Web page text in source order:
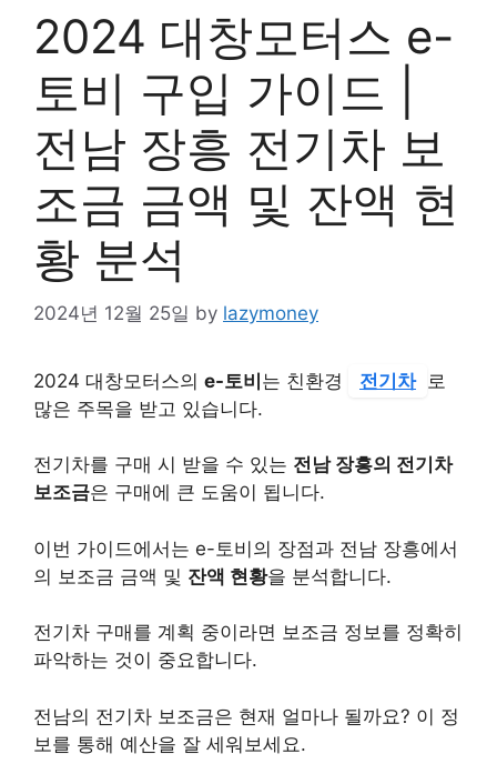
2024 대창모터스 e-
토비 구입 가이드 |
전남 장흥 전기차 보
조금 금액 및 잔액 현
황 분석
2024년 12월 25일 by lazymoney
2024 대창모터스의 e-토비는 친환경 전기차
로
많은 주목을 받고 있습니다.
전기차를 구매 시 받을 수 있는 전남 장흥의 전기차
보조금은 구매에 큰 도움이 됩니다.
이번 가이드에서는 e-토비의 장점과 전남 장흥에서
의 보조금 금액 및 잔액 현황을 분석합니다.
전기차 구매를 계획 중이라면 보조금 정보를 정확히
파악하는 것이 중요합니다.
전남의 전기차 보조금은 현재 얼마나 될까요? 이 정
보를 통해 예산을 잘 세워보세요.